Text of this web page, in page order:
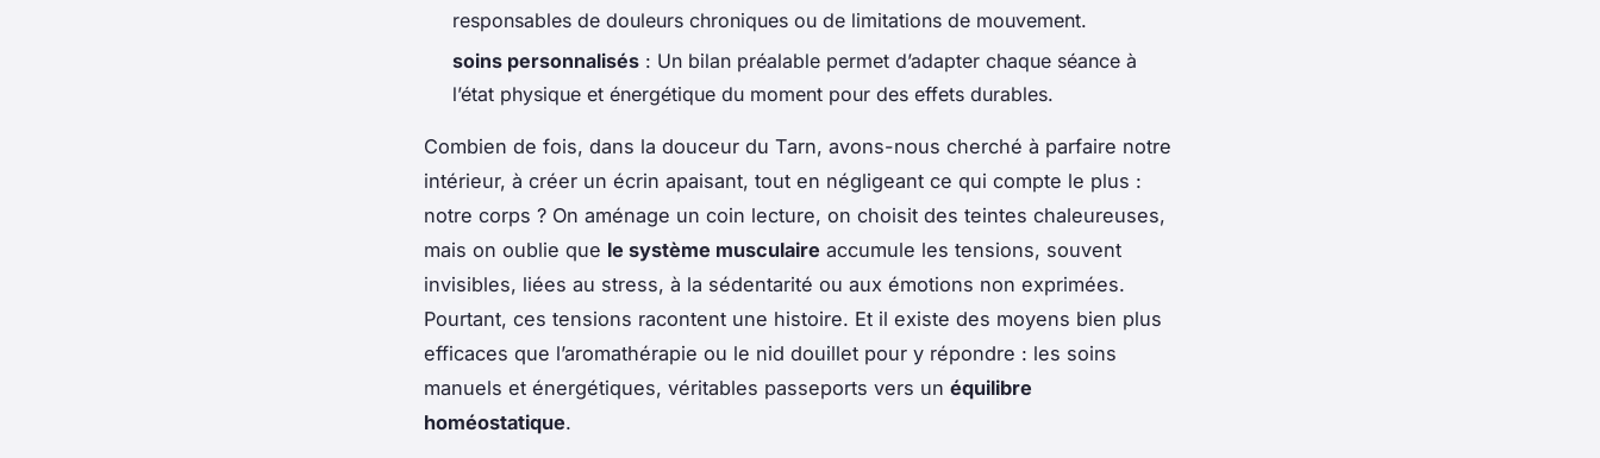
responsables de douleurs chroniques ou de limitations de mouvement.
soins personnalisés : Un bilan préalable permet d’adapter chaque séance à
l’état physique et énergétique du moment pour des effets durables.
Combien de fois, dans la douceur du Tarn, avons-nous cherché à parfaire notre
intérieur, à créer un écrin apaisant, tout en négligeant ce qui compte le plus :
notre corps ? On aménage un coin lecture, on choisit des teintes chaleureuses,
mais on oublie que le système musculaire accumule les tensions, souvent
invisibles, liées au stress, à la sédentarité ou aux émotions non exprimées.
Pourtant, ces tensions racontent une histoire. Et il existe des moyens bien plus
efficaces que l’aromathérapie ou le nid douillet pour y répondre : les soins
manuels et énergétiques, véritables passeports vers un équilibre
homéostatique.